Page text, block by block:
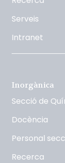
Serveis
Intranet
Inorgànica
Secció de
Docència
Personal
Recerca